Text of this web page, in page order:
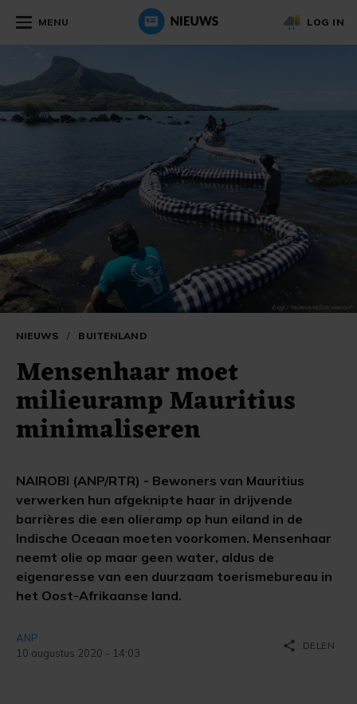
MENU LOG IN
NIEUWS / BUITENLAND
Mensenhaar moet
milieuramp Mauritius
minimaliseren
NAIROBI (ANP/RTR) - Bewoners van Mauritius
verwerken hun afgeknipte haar in drijvende
barrières die een olieramp op hun eiland in de
Indische Oceaan moeten voorkomen. Mensenhaar
neemt olie op maar geen water, aldus de
eigenaresse van een duurzaam toerismebureau in
het Oost-Afrikaanse land.
ANP
10 augustus 2020 - 14:03
share DELEN